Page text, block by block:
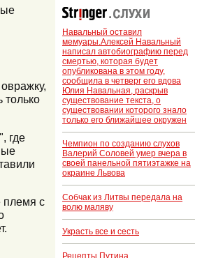
где
племя с
Навальный оставил
мемуары.Алексей Навальный
написал автобиографию перед
смертью, которая будет
опубликована в этом году,
сообщила в четверг его вдова
Юлия Навальная, раскрыв
существование текста, о
существовании которого знало
только его ближайшее окружен
Чемпион по созданию слухов
Валерий Соловей умер вчера в
своей панельной пятиэтажке на
окраине Львова
Собчак из Литвы передала на
волю маляву
Украсть все и сесть
Рецепты Путина